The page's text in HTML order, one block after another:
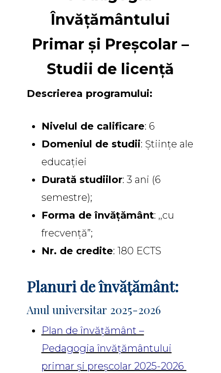
Învățământului
Primar și Preșcolar –
Studii de licență
Descrierea programului:
Nivelul de calificare: 6
Domeniul de studii: Științe ale
educației
Durată studiilor: 3 ani (6
semestre);
Forma de învățământ: ,,cu
frecvență”;
Nr. de credite: 180 ECTS
Planuri de învățământ:
Anul universitar 2025-2026
Plan de învățământ –
Pedagogia învățământului
primar și preșcolar 2025-2026